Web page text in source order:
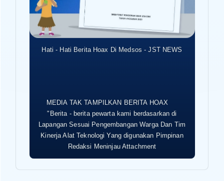
Hati - Hati Berita Hoax Di Medsos - JST NEWS
MEDIA TAK TAMPILKAN BERITA HOAX
"Berita - berita pewarta kami berdasarkan di
Lapangan Sesuai Pengembangan Warga Dan Tim
Kinerja Alat Teknologi Yang digunakan Pimpinan
Redaksi Meninjau Attachment